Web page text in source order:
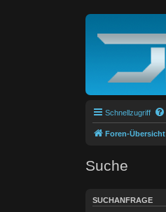
Schnellzugriff
Foren-Übersicht
Suche
SUCHANFRAGE